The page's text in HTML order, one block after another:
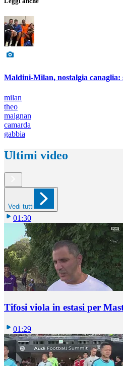
Maldini-Milan, nostalgia canaglia:
milan
theo
maignan
camarda
gabbia
Ultimi video
Vedi tutti
01:30
Tifosi viola in estasi per
01:29